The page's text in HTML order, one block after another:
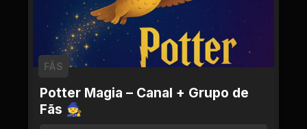
Potter Magia – Canal + Grupo de
Fãs 🧙
FÃS